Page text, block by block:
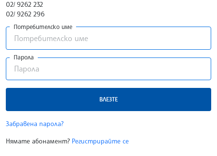
02/ 9262 232
02/ 9262 296
Потребителско име
Парола
ВЛЕЗТЕ
Забравена парола?
Нямате абонамент? Регистрирайте се